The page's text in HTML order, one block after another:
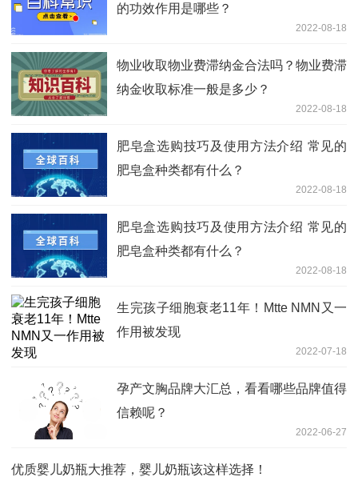
的功效作用是哪些？
2022-08-18
物业收取物业费滞纳金合法吗？物业费滞
纳金收取标准一般是多少？
2022-08-18
肥皂盒选购技巧及使用方法介绍 常见的
肥皂盒种类都有什么？
2022-08-18
肥皂盒选购技巧及使用方法介绍 常见的
肥皂盒种类都有什么？
2022-08-18
生完孩子细胞衰老11年！Mtte NMN又一
作用被发现
2022-07-18
孕产文胸品牌大汇总，看看哪些品牌值得
信赖呢？
2022-06-27
优质婴儿奶瓶大推荐，婴儿奶瓶该这样选择！